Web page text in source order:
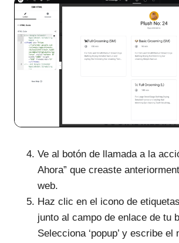
Ve al botón de llamada a la
Ahora” que creaste
web.
Haz clic en el icono de
junto al campo de enlace de tu
Selecciona ‘popup’ y escribe el